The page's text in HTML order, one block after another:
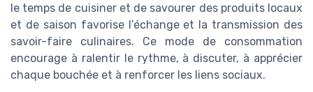
le temps de cuisiner et de savourer des produits locaux
et de saison favorise l’échange et la transmission des
savoir-faire culinaires. Ce mode de consommation
encourage à ralentir le rythme, à discuter, à apprécier
chaque bouchée et à renforcer les liens sociaux.